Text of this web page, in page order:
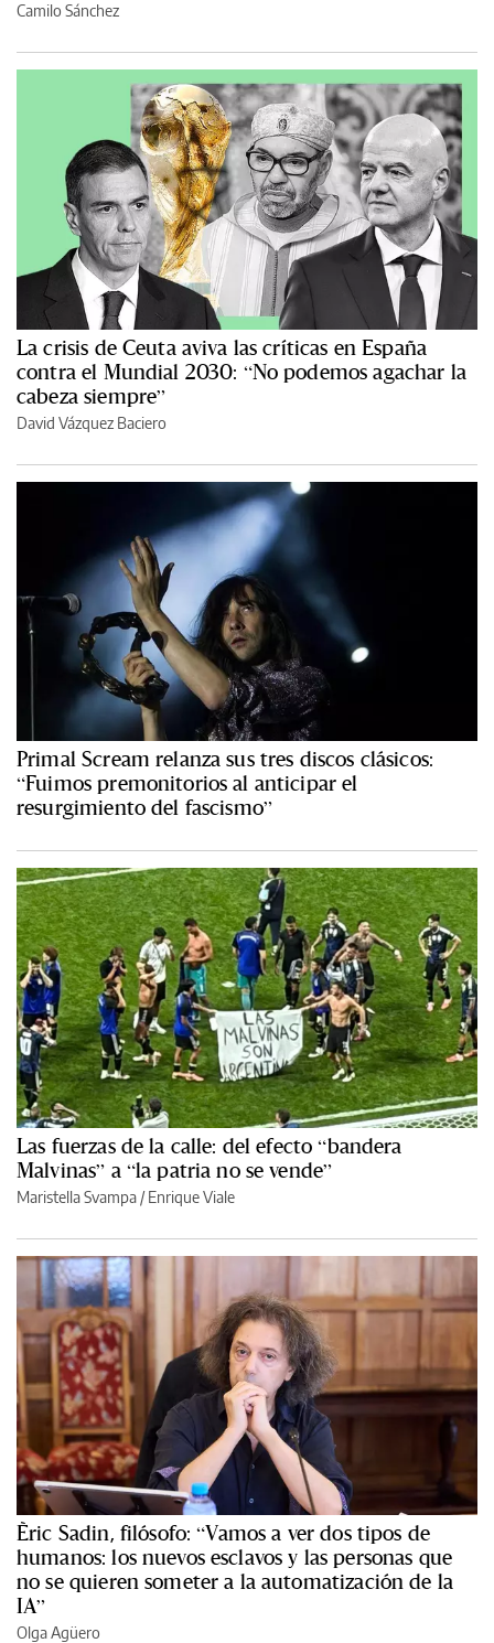
Camilo Sánchez
La crisis de Ceuta aviva las críticas en España
contra el Mundial 2030: “No podemos agachar la
cabeza siempre”
David Vázquez Baciero
Primal Scream relanza sus tres discos clásicos:
“Fuimos premonitorios al anticipar el
resurgimiento del fascismo”
Las fuerzas de la calle: del efecto “bandera
Malvinas” a “la patria no se vende”
Maristella Svampa /Enrique Viale
Èric Sadin, filósofo: “Vamos a ver dos tipos de
humanos: los nuevos esclavos y las personas que
no se quieren someter a la automatización de la
IA”
Olga Agüero